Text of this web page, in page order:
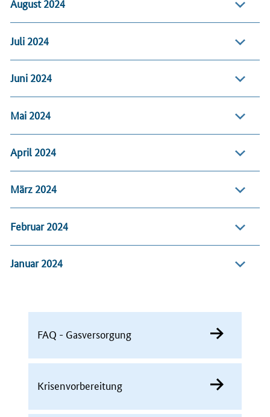
August 2024
Juli 2024
Juni 2024
Mai 2024
April 2024
März 2024
Februar 2024
Januar 2024
FAQ - Gasversorgung
Krisenvorbereitung